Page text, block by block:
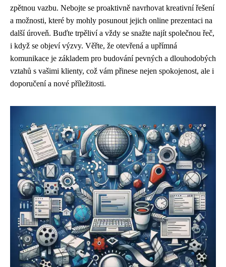
zpětnou vazbu. Nebojte se proaktivně navrhovat kreativní řešení
a možnosti, které by mohly posunout jejich online prezentaci na
další úroveň. Buďte trpěliví a vždy se snažte najít společnou řeč,
i když se objeví výzvy. Věřte, že otevřená a upřímná
komunikace je základem pro budování pevných a dlouhodobých
vztahů s vašimi klienty, což vám přinese nejen spokojenost, ale i
doporučení a nové příležitosti.